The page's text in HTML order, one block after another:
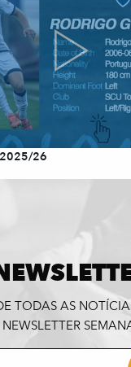
26
TODAS AS
NEWSLETTER